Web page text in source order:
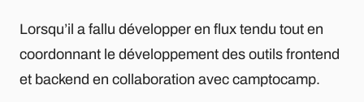
Lorsqu’il a fallu développer en flux tendu tout en
coordonnant le développement des outils frontend
et backend en collaboration avec camptocamp.